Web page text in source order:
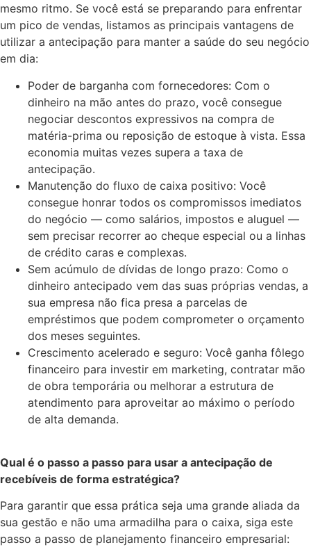
mesmo ritmo. Se você está se preparando para enfrentar
um pico de vendas, listamos as principais vantagens de
utilizar a antecipação para manter a saúde do seu negócio
em dia:
Poder de barganha com fornecedores: Com o
dinheiro na mão antes do prazo, você consegue
negociar descontos expressivos na compra de
matéria-prima ou reposição de estoque à vista. Essa
economia muitas vezes supera a taxa de
antecipação.
Manutenção do fluxo de caixa positivo: Você
consegue honrar todos os compromissos imediatos
do negócio — como salários, impostos e aluguel —
sem precisar recorrer ao cheque especial ou a linhas
de crédito caras e complexas.
Sem acúmulo de dívidas de longo prazo: Como o
dinheiro antecipado vem das suas próprias vendas, a
sua empresa não fica presa a parcelas de
empréstimos que podem comprometer o orçamento
dos meses seguintes.
Crescimento acelerado e seguro: Você ganha fôlego
financeiro para investir em marketing, contratar mão
de obra temporária ou melhorar a estrutura de
atendimento para aproveitar ao máximo o período
de alta demanda.
Qual é o passo a passo para usar a antecipação de
recebíveis de forma estratégica?
Para garantir que essa prática seja uma grande aliada da
sua gestão e não uma armadilha para o caixa, siga este
passo a passo de planejamento financeiro empresarial: